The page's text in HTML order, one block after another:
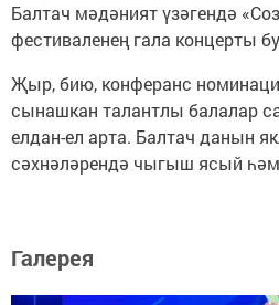
Балтач мәдәният үзәгендә
фестиваленең гала концерты
Җыр, бию, конферанс
сынашкан талантлы балалар
елдан-ел арта. Балтач данын
сәхнәләрендә чыгыш ясый
Галерея